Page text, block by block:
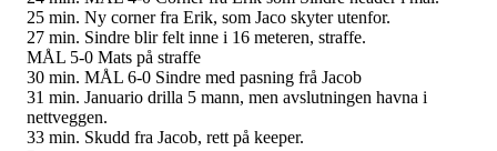
25 min. Ny corner fra Erik, som Jaco skyter utenfor.
27 min. Sindre blir felt inne i 16 meteren, straffe.
MÅL 5-0 Mats på straffe
30 min. MÅL 6-0 Sindre med pasning frå Jacob
31 min. Januario drilla 5 mann, men avslutningen havna i
nettveggen.
33 min. Skudd fra Jacob, rett på keeper.